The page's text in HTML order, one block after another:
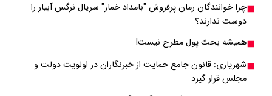
چرا خوانندگان رمان پرفروش "بامداد خمار" سریال نرگس آبیار را
دوست ندارند؟
همیشه بحث پول مطرح نیست!
شهریاری: قانون جامع حمایت از خبرنگاران در اولویت دولت و
مجلس قرار گیرد